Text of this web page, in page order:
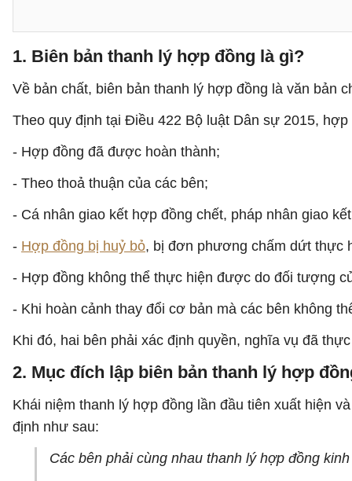
1. Biên bản thanh lý hợp đồng là gì?
Về bản chất, biên bản thanh lý hợp đồng là văn bản
Theo quy định tại Điều 422 Bộ luật Dân sự 2015,
- Hợp đồng đã được hoàn thành;
- Theo thoả thuận của các bên;
- Cá nhân giao kết hợp đồng chết, pháp nhân giao
- Hợp đồng bị huỷ bỏ, bị đơn phương chấm dứt thực
- Hợp đồng không thể thực hiện được do đối tượng
- Khi hoàn cảnh thay đổi cơ bản mà các bên không
Khi đó, hai bên phải xác định quyền, nghĩa vụ đã
2. Mục đích lập biên bản thanh lý hợp
Khái niệm thanh lý hợp đồng lần đầu tiên xuất hiện
định như sau:
Các bên phải cùng nhau thanh lý hợp đồng